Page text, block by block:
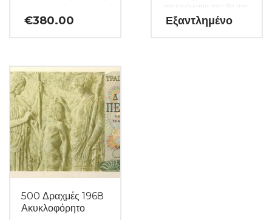
€380.00
χαρτονόμισμα που θα σας
αποσταλεί θα είναι σε
ακυκλοφόρητη κατάσταση
Εξαντλημένο
500 Δραχμές 1968
Ακυκλοφόρητο